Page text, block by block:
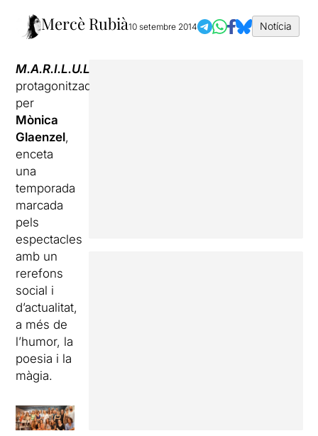
Mercè Rubià10 setembre 2014 Notícia
M.A.R.I.L.U.L.A
protagonitzada
per
Mònica
Glaenzel,
enceta
una
temporada
marcada
pels
espectacles
amb un
rerefons
social i
d’actualitat,
a més de
l’humor, la
poesia i la
màgia.